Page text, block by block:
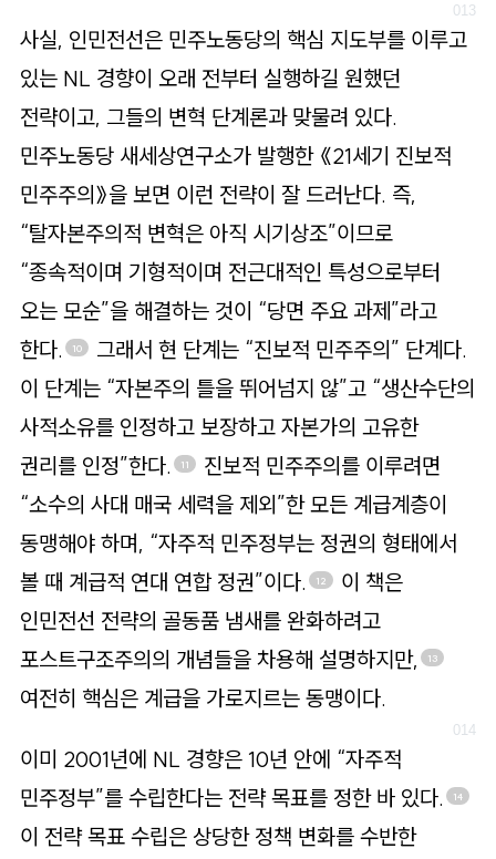
사실, 인민전선은 민주노동당의 핵심 지도부를 이루고
있는 NL 경향이 오래 전부터 실행하길 원했던
전략이고, 그들의 변혁 단계론과 맞물려 있다.
민주노동당 새세상연구소가 발행한 《21세기 진보적
민주주의》을 보면 이런 전략이 잘 드러난다. 즉,
“탈자본주의적 변혁은 아직 시기상조”이므로
“종속적이며 기형적이며 전근대적인 특성으로부터
오는 모순”을 해결하는 것이 “당면 주요 과제”라고
한다.
10
그래서 현 단계는 “진보적 민주주의” 단계다.
이 단계는 “자본주의 틀을 뛰어넘지 않”고 “생산수단의
사적소유를 인정하고 보장하고 자본가의 고유한
권리를 인정”한다.
11
진보적 민주주의를 이루려면
“소수의 사대 매국 세력을 제외”한 모든 계급계층이
동맹해야 하며, “자주적 민주정부는 정권의 형태에서
볼 때 계급적 연대 연합 정권”이다.
12
이 책은
인민전선 전략의 골동품 냄새를 완화하려고
포스트구조주의의 개념들을 차용해 설명하지만,
13
여전히 핵심은 계급을 가로지르는 동맹이다.
이미 2001년에 NL 경향은 10년 안에 “자주적
민주정부”를 수립한다는 전략 목표를 정한 바 있다.
14
이 전략 목표 수립은 상당한 정책 변화를 수반한